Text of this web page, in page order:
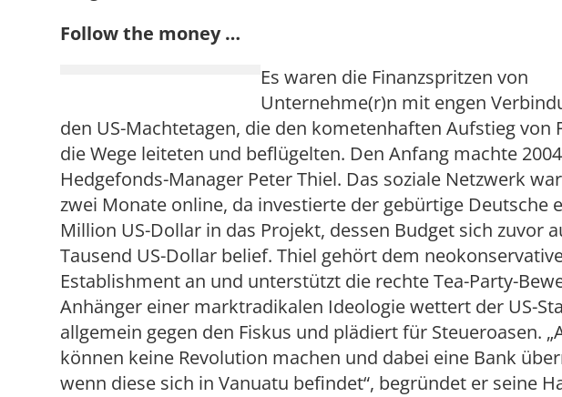
Follow the money …
Es waren die Finanzspritzen von
Unternehme(r)n mit engen
den US-Machtetagen, die den kometenhaften Aufstieg von
die Wege leiteten und beflügelten. Den Anfang machte
Hedgefonds-Manager Peter Thiel. Das soziale Netzwerk
zwei Monate online, da investierte der gebürtige Deutsche
Million US-Dollar in das Projekt, dessen Budget sich zuvor
Tausend US-Dollar belief. Thiel gehört dem
Establishment an und unterstützt die rechte Tea-Party-
Anhänger einer marktradikalen Ideologie wettert der US-
allgemein gegen den Fiskus und plädiert für Steueroasen.
können keine Revolution machen und dabei eine Bank
wenn diese sich in Vanuatu befindet“, begründet er seine